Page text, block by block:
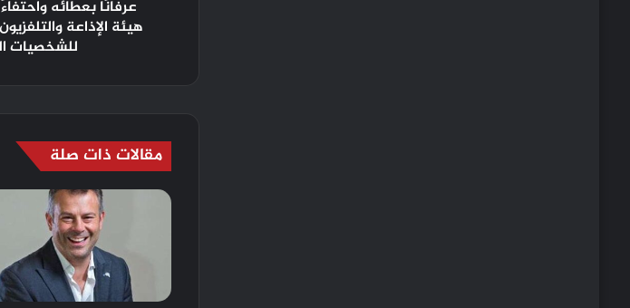
عرفانًا بعطائه
هيئة الإذاعة
للشخصيات
مقالات ذات صلة